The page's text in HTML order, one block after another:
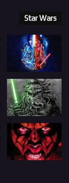
Star Wars